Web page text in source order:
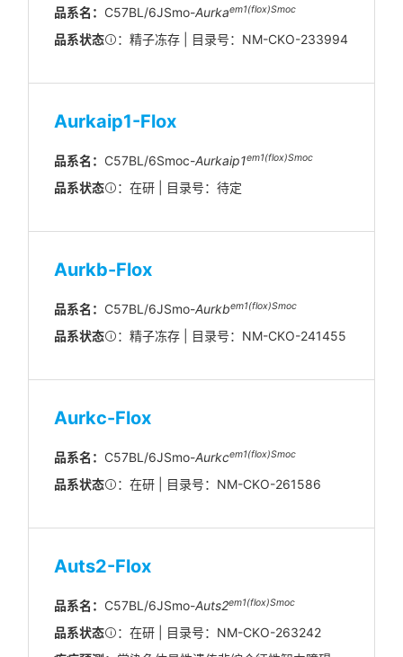
品系名： C57BL/6JSmo-Aurkaem1(flox)Smoc
品系状态 ：精子冻存 | 目录号：NM-CKO-233994
Aurkaip1-Flox
品系名： C57BL/6Smoc-Aurkaip1em1(flox)Smoc
品系状态 ：在研 | 目录号：待定
Aurkb-Flox
品系名： C57BL/6JSmo-Aurkbem1(flox)Smoc
品系状态 ：精子冻存 | 目录号：NM-CKO-241455
Aurkc-Flox
品系名： C57BL/6JSmo-Aurkcem1(flox)Smoc
品系状态 ：在研 | 目录号：NM-CKO-261586
Auts2-Flox
品系名： C57BL/6JSmo-Auts2em1(flox)Smoc
品系状态
：在研 | 目录号：NM-CKO-263242